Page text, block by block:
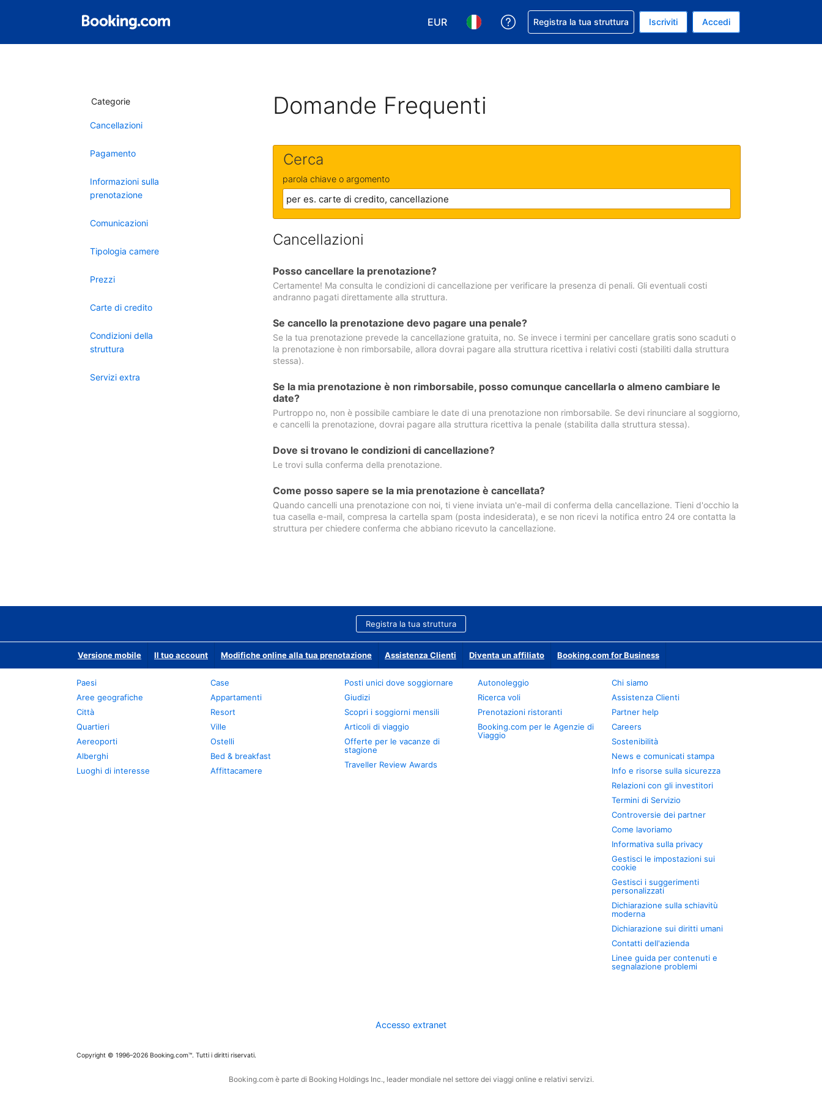
EUR
Scegli la tua valuta. Valuta attuale: Euro
Scegli la tua lingua. Lingua attuale: Italiano
Ricevi aiuto con la prenotazione
Registra la tua struttura Iscriviti Accedi
Categorie
Cancellazioni
Pagamento
Informazioni sulla
prenotazione
Comunicazioni
Tipologia camere
Prezzi
Carte di credito
Condizioni della
struttura
Servizi extra
Domande Frequenti
Cerca
parola chiave o argomento
Cancellazioni
Posso cancellare la prenotazione?
Certamente! Ma consulta le condizioni di cancellazione per verificare la presenza di penali. Gli eventuali costi
andranno pagati direttamente alla struttura.
Se cancello la prenotazione devo pagare una penale?
Se la tua prenotazione prevede la cancellazione gratuita, no. Se invece i termini per cancellare gratis sono scaduti o
la prenotazione è non rimborsabile, allora dovrai pagare alla struttura ricettiva i relativi costi (stabiliti dalla struttura
stessa).
Se la mia prenotazione è non rimborsabile, posso comunque cancellarla o almeno cambiare le
date?
Purtroppo no, non è possibile cambiare le date di una prenotazione non rimborsabile. Se devi rinunciare al soggiorno,
e cancelli la prenotazione, dovrai pagare alla struttura ricettiva la penale (stabilita dalla struttura stessa).
Dove si trovano le condizioni di cancellazione?
Le trovi sulla conferma della prenotazione.
Come posso sapere se la mia prenotazione è cancellata?
Quando cancelli una prenotazione con noi, ti viene inviata un'e-mail di conferma della cancellazione. Tieni d'occhio la
tua casella e-mail, compresa la cartella spam (posta indesiderata), e se non ricevi la notifica entro 24 ore contatta la
struttura per chiedere conferma che abbiano ricevuto la cancellazione.
Registra la tua struttura
Versione mobile Il tuo account Modifiche online alla tua prenotazione Assistenza Clienti Diventa un affiliato Booking.com for Business
Paesi
Aree geografiche
Città
Quartieri
Aereoporti
Alberghi
Luoghi di interesse
Case
Appartamenti
Resort
Ville
Ostelli
Bed & breakfast
Affittacamere
Posti unici dove soggiornare
Giudizi
Scopri i soggiorni mensili
Articoli di viaggio
Offerte per le vacanze di
stagione
Traveller Review Awards
Autonoleggio
Ricerca voli
Prenotazioni ristoranti
Booking.com per le Agenzie di
Viaggio
Chi siamo
Assistenza Clienti
Partner help
Careers
Sostenibilità
News e comunicati stampa
Info e risorse sulla sicurezza
Relazioni con gli investitori
Termini di Servizio
Controversie dei partner
Come lavoriamo
Informativa sulla privacy
Gestisci le impostazioni sui
cookie
Gestisci i suggerimenti
personalizzati
Dichiarazione sulla schiavitù
moderna
Dichiarazione sui diritti umani
Contatti dell'azienda
Linee guida per contenuti e
segnalazione problemi
Accesso extranet
Copyright © 1996–2026 Booking.com™. Tutti i diritti riservati.
Booking.com è parte di Booking Holdings Inc., leader mondiale nel settore dei viaggi online e relativi servizi.